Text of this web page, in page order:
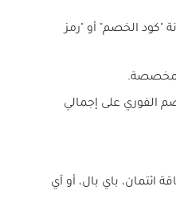
"كود الخصم" أو "رمز
الفوري على إجمالي
ائتمان، باي بال، أو آي